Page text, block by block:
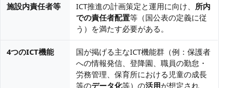
施設内責任者等 ICT推進の計画策定と運用に向け、 所内
での責任者配置等（国公表の定義に従
う）を満たす必要がある。
4つのICT機能
国が掲げる主なICT機能群（例：保護者
への情報発信、登降園、職員の勤怠・
労務管理、保育所における児童の成長
等のデータ化等）の活用が想定され